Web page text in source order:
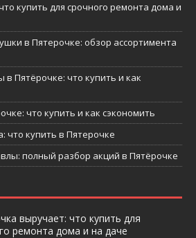
купить для срочного ремонта дома и
в Пятерочке: обзор ассортимента
Пятёрочке: что купить и как
что купить и как сэкономить
что купить в Пятерочке
полный разбор акций в Пятёрочке
выручает: что купить для
ремонта дома и на даче